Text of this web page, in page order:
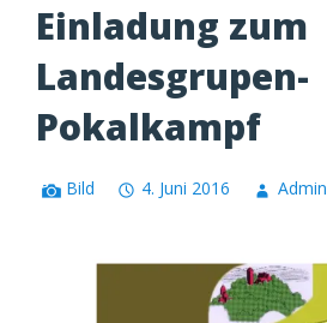
Einladung zum
Landesgrupen-
Pokalkampf
Bild 4. Juni 2016 Admin